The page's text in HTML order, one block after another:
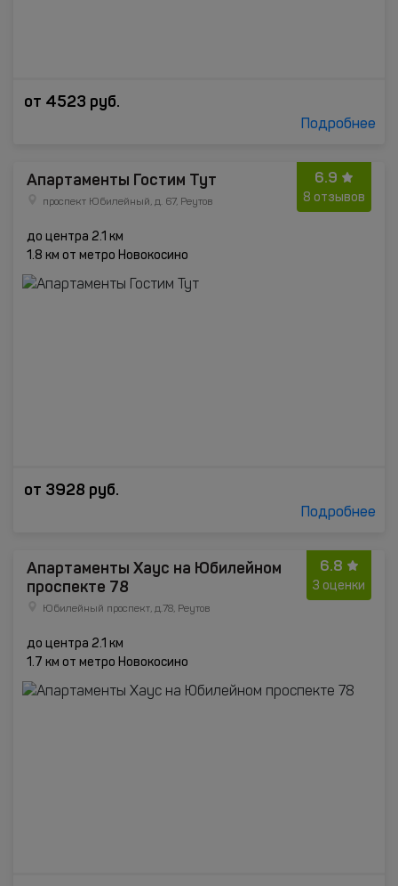
от 4523 руб.
Подробнее
6.9
8 отзывов
Апартаменты Гостим Тут
проспект Юбилейный, д. 67, Реутов
до центра 2.1 км
1.8 км от метро Новокосино
от 3928 руб.
Подробнее
6.8
3 оценки
Апартаменты Хаус на Юбилейном
проспекте 78
Юбилейный проспект, д.78, Реутов
до центра 2.1 км
1.7 км от метро Новокосино